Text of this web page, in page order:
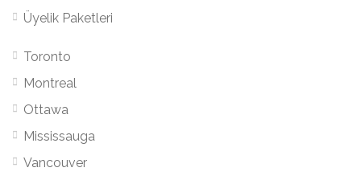
Üyelik Paketleri
Toronto
Montreal
Ottawa
Mississauga
Vancouver